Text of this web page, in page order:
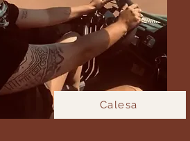
Calesa